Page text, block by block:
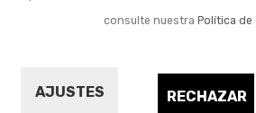
consulte nuestra Política de
AJUSTES RECHAZAR